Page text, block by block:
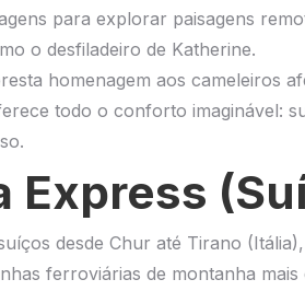
para explorar paisagens
o desfiladeiro de Katherine.
homenagem aos cameleiros
todo o conforto imaginável:
Express
desde Chur até Tirano
ferroviárias de montanha